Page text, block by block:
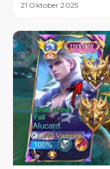
21 Oktober 2025